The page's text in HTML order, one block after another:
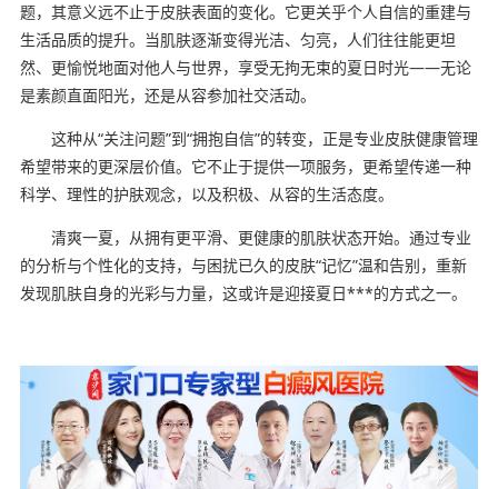
题，其意义远不止于皮肤表面的变化。它更关乎个人自信的重建与
生活品质的提升。当肌肤逐渐变得光洁、匀亮，人们往往能更坦
然、更愉悦地面对他人与世界，享受无拘无束的夏日时光——无论
是素颜直面阳光，还是从容参加社交活动。
这种从“关注问题”到“拥抱自信”的转变，正是专业皮肤健康管理
希望带来的更深层价值。它不止于提供一项服务，更希望传递一种
科学、理性的护肤观念，以及积极、从容的生活态度。
清爽一夏，从拥有更平滑、更健康的肌肤状态开始。通过专业
的分析与个性化的支持，与困扰已久的皮肤“记忆”温和告别，重新
发现肌肤自身的光彩与力量，这或许是迎接夏日***的方式之一。